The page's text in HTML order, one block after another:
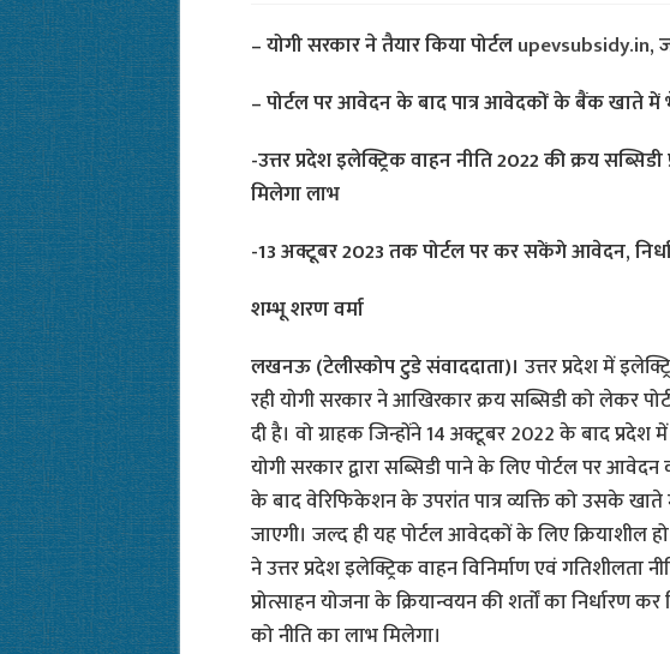
– योगी सरकार ने तैयार किया पोर्टलupevsubsidy.in,
– पोर्टल पर आवेदन के बाद पात्र आवेदकों के बैंक खाते में
-उत्तर प्रदेश इलेक्ट्रिक वाहन नीति 2022 की क्रय
मिलेगा लाभ
-13 अक्टूबर 2023 तक पोर्टल पर कर सकेंगे आवेदन,
शम्भू शरण वर्मा
लखनऊ (टेलीस्कोप टुडे संवाददाता)। उत्तर प्रदेश में
रही योगी सरकार ने आखिरकार क्रय सब्सिडी को लेकर
दी है। वो ग्राहक जिन्होंने 14 अक्टूबर 2022 के बाद प्रदेश
योगी सरकार द्वारा सब्सिडी पाने के लिए पोर्टल पर
के बाद वेरिफिकेशन के उपरांत पात्र व्यक्ति को उसके खाते
जाएगी। जल्द ही यह पोर्टल आवेदकों के लिए क्रियाशील
ने उत्तर प्रदेश इलेक्ट्रिक वाहन विनिर्माण एवं गतिशीलता
प्रोत्साहन योजना के क्रियान्वयन की शर्तों का निर्धारण
को नीति का लाभ मिलेगा।